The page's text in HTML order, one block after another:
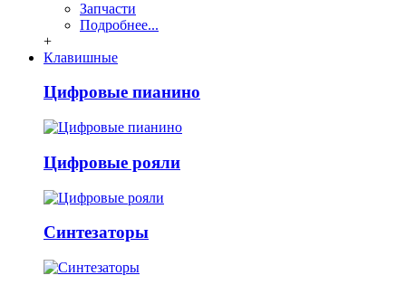
Запчасти
Подробнее...
+
Клавишные
Цифровые пианино
Цифровые рояли
Синтезаторы